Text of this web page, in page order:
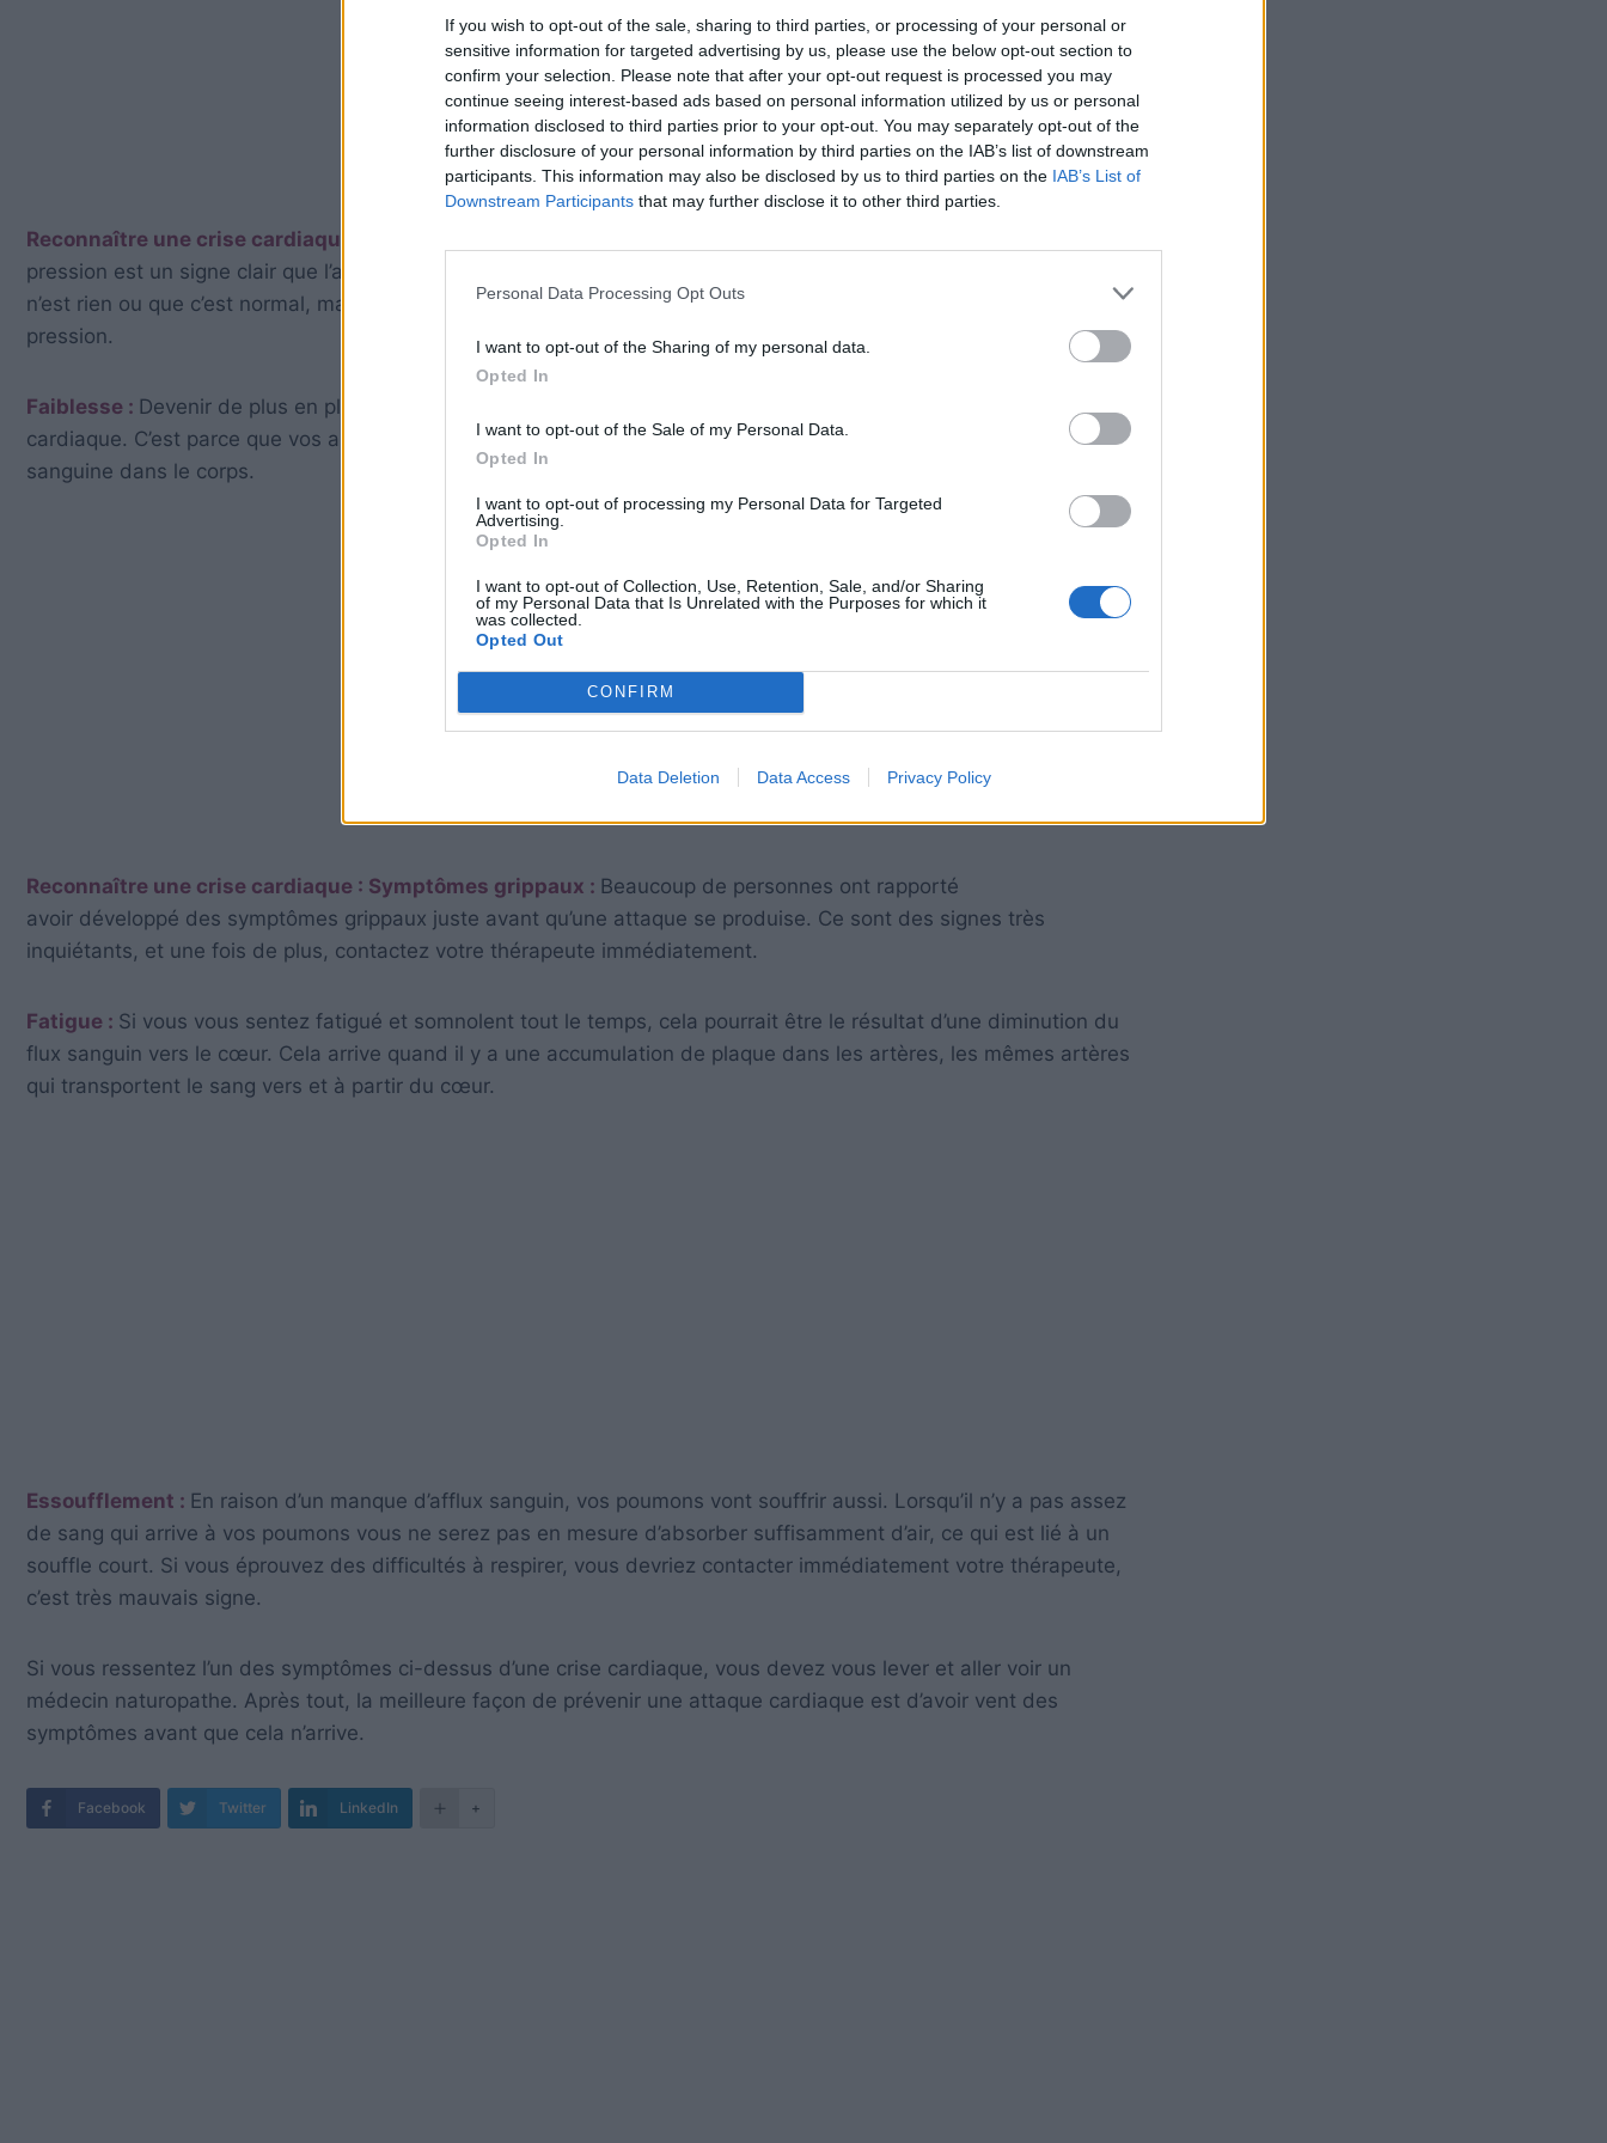
If you wish to opt-out of the sale, sharing to third parties, or processing of your personal or
sensitive information for targeted advertising by us, please use the below opt-out section to
confirm your selection. Please note that after your opt-out request is processed you may
continue seeing interest-based ads based on personal information utilized by us or personal
information disclosed to third parties prior to your opt-out. You may separately opt-out of the
further disclosure of your personal information by third parties on the IAB’s list of downstream
participants. This information may also be disclosed by us to third parties on the IAB’s List of
Downstream Participants that may further disclose it to other third parties.
Personal Data Processing Opt Outs
I want to opt-out of the Sharing of my personal data.
Opted In
I want to opt-out of the Sale of my Personal Data.
Opted In
I want to opt-out of processing my Personal Data for Targeted
Advertising.
Opted In
I want to opt-out of Collection, Use, Retention, Sale, and/or Sharing
of my Personal Data that Is Unrelated with the Purposes for which it
was collected.
Opted Out
CONFIRM
Data Deletion Data Access Privacy Policy
Reconnaître une crise cardiaque : Pression dans la poitrine :
pression est un signe clair que l’attaque est proche. Beaucoup de gens ignorent cette pression, affirmant que ce
n’est rien ou que c’est normal, mais ça ne l’est pas. Faites-vous examiner immédiatement si vous éprouvez une
pression.
Faiblesse : Devenir de plus en plus faible est un autre signe dangereux que vous pourriez avoir une crise
cardiaque. C’est parce que vos artères ont continué de se rétrécir. Cela ne permet pas une bonne circulation
sanguine dans le corps.
Reconnaître une crise cardiaque : Symptômes grippaux : Beaucoup de personnes ont rapporté
avoir développé des symptômes grippaux juste avant qu’une attaque se produise. Ce sont des signes très
inquiétants, et une fois de plus, contactez votre thérapeute immédiatement.
Fatigue : Si vous vous sentez fatigué et somnolent tout le temps, cela pourrait être le résultat d’une diminution du
flux sanguin vers le cœur. Cela arrive quand il y a une accumulation de plaque dans les artères, les mêmes artères
qui transportent le sang vers et à partir du cœur.
Essoufflement : En raison d’un manque d’afflux sanguin, vos poumons vont souffrir aussi. Lorsqu’il n’y a pas assez
de sang qui arrive à vos poumons vous ne serez pas en mesure d’absorber suffisamment d’air, ce qui est lié à un
souffle court. Si vous éprouvez des difficultés à respirer, vous devriez contacter immédiatement votre thérapeute,
c’est très mauvais signe.
Si vous ressentez l’un des symptômes ci-dessus d’une crise cardiaque, vous devez vous lever et aller voir un
médecin naturopathe. Après tout, la meilleure façon de prévenir une attaque cardiaque est d’avoir vent des
symptômes avant que cela n’arrive.
Facebook Twitter LinkedIn +